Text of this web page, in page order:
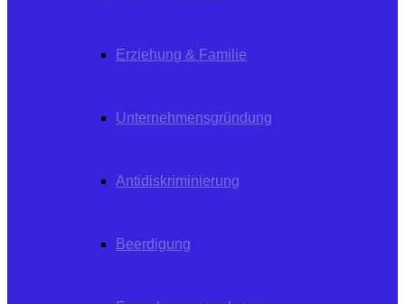
Erziehung & Familie
Unternehmensgründung
Antidiskriminierung
Beerdigung